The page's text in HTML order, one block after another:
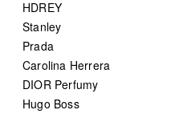
HDREY
Stanley
Prada
Carolina Herrera
DIOR Perfumy
Hugo Boss